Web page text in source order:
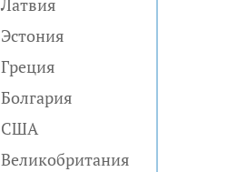
Латвия
Эстония
Греция
Болгария
США
Великобритания